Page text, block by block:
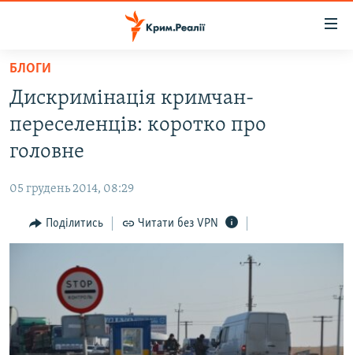
Перейти
основного
матеріалу
Перейти
до
основної
навігації
Перейти
до
ВОДА.КРИМ
ВІДЕО ТА ФОТО
БЛОГИ
ПОГЛЯД
ВСЕ ЗА ДЕНЬ
СПЕЦПРОЕКТИ
ДЕПОРТАЦІЯ
ЯК ОБІЙТИ БЛОКУВАННЯ
БЛОГИ
Дискримінація кримчан-
переселенців: коротко про
головне
05 грудень 2014, 08:29
Поділитись Читати без VPN